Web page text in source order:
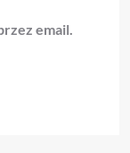
email.